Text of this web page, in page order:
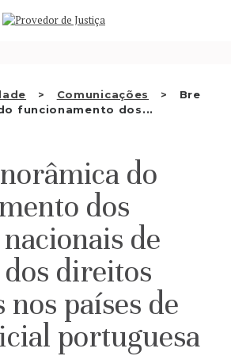
Comunicações
Bre
funcionamento dos...
E OUTRAS
QUEIXA
do
dos
de
direitos
países de
portuguesa